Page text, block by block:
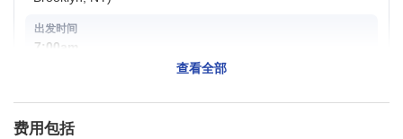
7:00am
查看全部
费用包括